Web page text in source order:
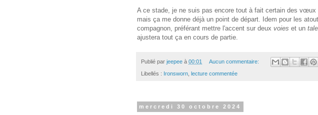
A ce stade, je ne suis pas encore tout à fait certain des vœux
mais ça me donne déjà un point de départ. Idem pour les
compagnon, préférant mettre l'accent sur deux voies et un
ajustera tout ça en cours de partie.
Publié par jeepee à 00:01 Aucun commentaire:
Libellés : Ironsworn, lecture commentée
mercredi 30 octobre 2024